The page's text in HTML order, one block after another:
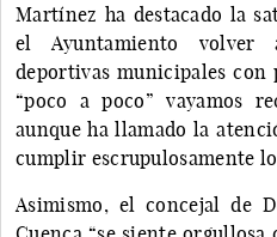
Martínez ha destacado la
el Ayuntamiento
deportivas municipales con
“poco a poco” vayamos
aunque ha llamado la
cumplir escrupulosamente
Asimismo, el concejal de